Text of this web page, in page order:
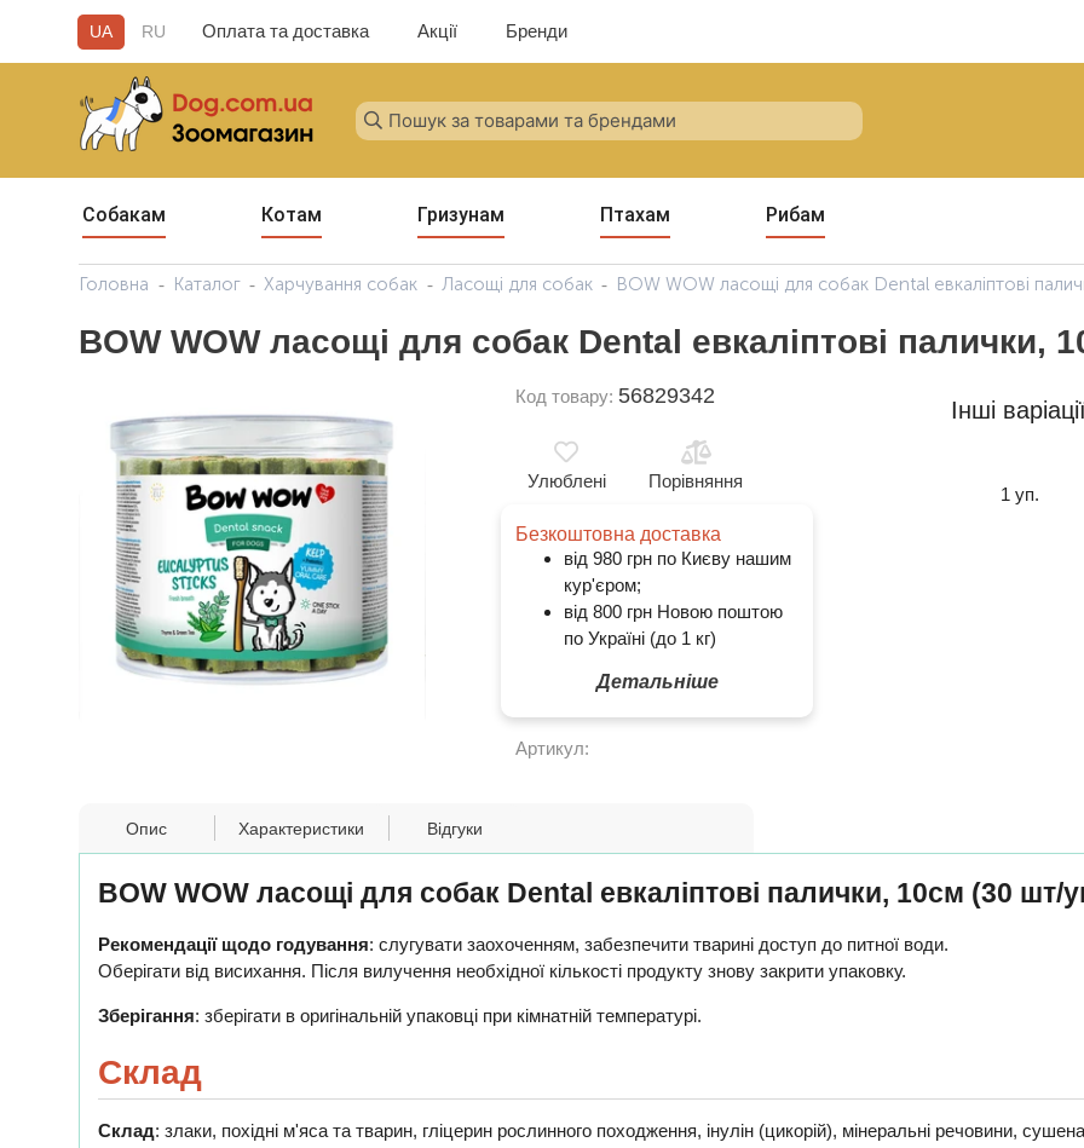
UA RU Оплата та доставка Акції Бренди
Собакам Котам Гризунам Птахам Рибам
Головна Каталог Харчування собак Ласощі для собак BOW WOW ласощі для собак Dental евкаліптові
BOW WOW ласощі для собак Dental евкаліптові палички,
Код товару: 56829342
Улюблені Порівняння
Безкоштовна доставка
від 980 грн по Києву нашим
кур'єром;
від 800 грн Новою поштою
по Україні (до 1 кг)
Детальніше
Артикул:
Інші
1 уп.
Опис Характеристики Відгуки
BOW WOW ласощі для собак Dental евкаліптові палички, 10см (30 шт/
Рекомендації щодо годування: слугувати заохоченням, забезпечити тварині доступ до питної води.
Оберігати від висихання. Після вилучення необхідної кількості продукту знову закрити упаковку.
Зберігання: зберігати в оригінальній упаковці при кімнатній температурі.
Склад
Склад: злаки, похідні м'яса та тварин, гліцерин рослинного походження, інулін (цикорій), мінеральні речовини,